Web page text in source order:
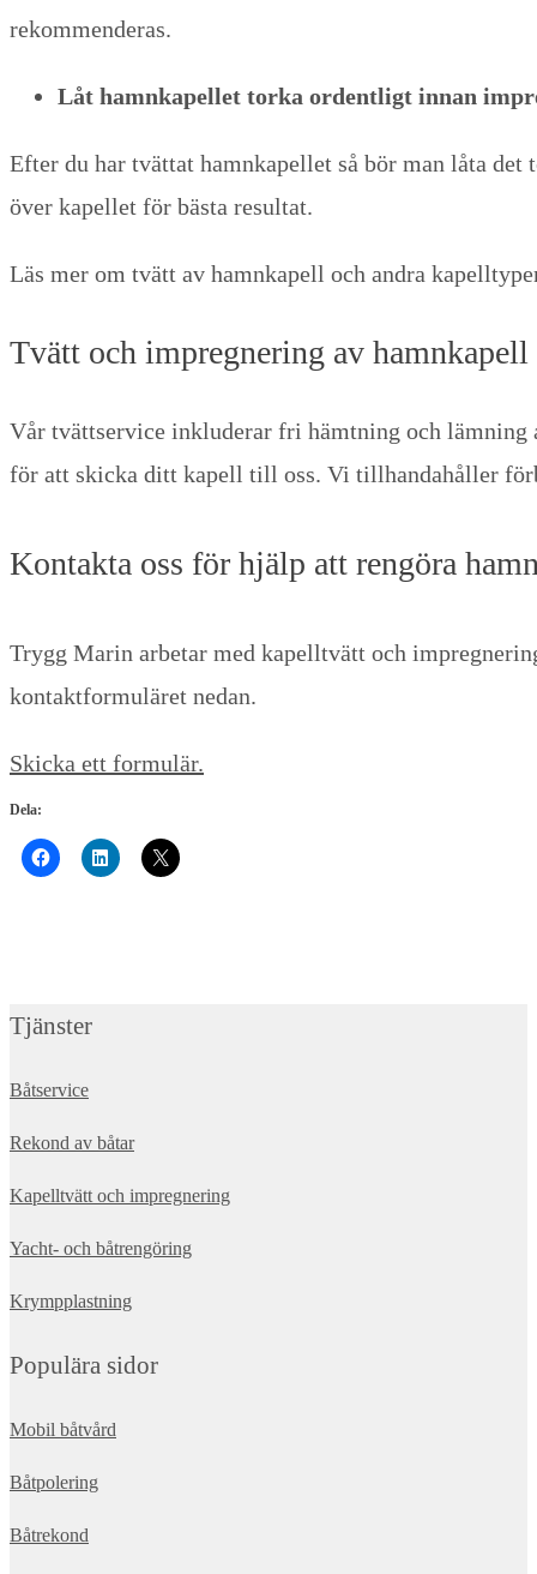
rekommenderas.
Låt hamnkapellet torka ordentligt innan
Efter du har tvättat hamnkapellet så bör man låta
över kapellet för bästa resultat.
Läs mer om tvätt av hamnkapell och andra
Tvätt och impregnering av
Vår tvättservice inkluderar fri hämtning och lämning
för att skicka ditt kapell till oss. Vi tillhandahåller
Kontakta oss för hjälp att rengöra
Trygg Marin arbetar med kapelltvätt och
kontaktformuläret nedan.
Skicka ett formulär.
Dela:
Tjänster
Båtservice
Rekond av båtar
Kapelltvätt och impregnering
Yacht- och båtrengöring
Krympplastning
Populära sidor
Mobil båtvård
Båtpolering
Båtrekond